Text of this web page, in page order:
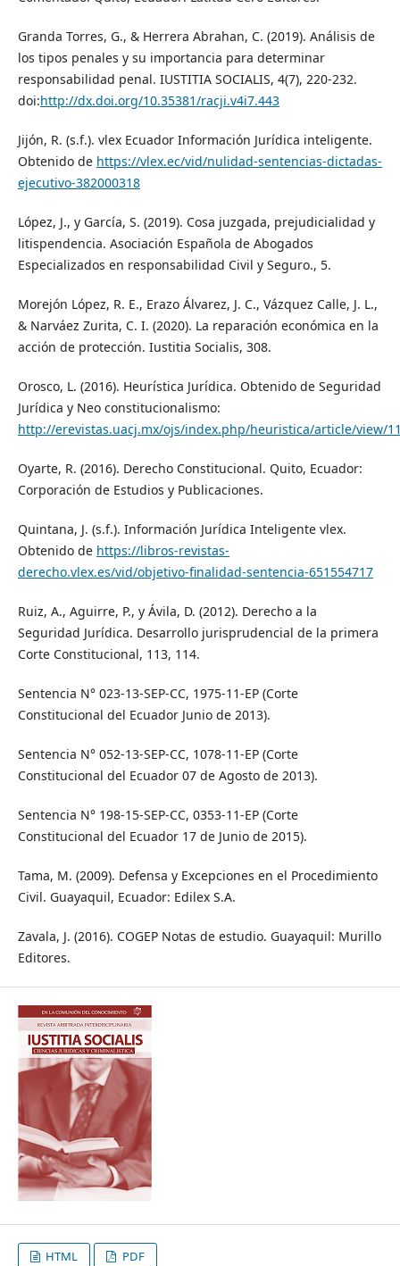
Granda Torres, G., & Herrera Abrahan, C. (2019). Análisis de
los tipos penales y su importancia para determinar
responsabilidad penal. IUSTITIA SOCIALIS, 4(7), 220-232.
doi:http://dx.doi.org/10.35381/racji.v4i7.443
Jijón, R. (s.f.). vlex Ecuador Información Jurídica inteligente.
Obtenido de https://vlex.ec/vid/nulidad-sentencias-dictadas-
ejecutivo-382000318
López, J., y García, S. (2019). Cosa juzgada, prejudicialidad y
litispendencia. Asociación Española de Abogados
Especializados en responsabilidad Civil y Seguro., 5.
Morejón López, R. E., Erazo Álvarez, J. C., Vázquez Calle, J. L.,
& Narváez Zurita, C. I. (2020). La reparación económica en la
acción de protección. Iustitia Socialis, 308.
Orosco, L. (2016). Heurística Jurídica. Obtenido de Seguridad
Jurídica y Neo constitucionalismo:
http://erevistas.uacj.mx/ojs/index.php/heuristica/article/view/
Oyarte, R. (2016). Derecho Constitucional. Quito, Ecuador:
Corporación de Estudios y Publicaciones.
Quintana, J. (s.f.). Información Jurídica Inteligente vlex.
Obtenido de https://libros-revistas-
derecho.vlex.es/vid/objetivo-finalidad-sentencia-651554717
Ruiz, A., Aguirre, P., y Ávila, D. (2012). Derecho a la
Seguridad Jurídica. Desarrollo jurisprudencial de la primera
Corte Constitucional, 113, 114.
Sentencia N° 023-13-SEP-CC, 1975-11-EP (Corte
Constitucional del Ecuador Junio de 2013).
Sentencia N° 052-13-SEP-CC, 1078-11-EP (Corte
Constitucional del Ecuador 07 de Agosto de 2013).
Sentencia N° 198-15-SEP-CC, 0353-11-EP (Corte
Constitucional del Ecuador 17 de Junio de 2015).
Tama, M. (2009). Defensa y Excepciones en el Procedimiento
Civil. Guayaquil, Ecuador: Edilex S.A.
Zavala, J. (2016). COGEP Notas de estudio. Guayaquil: Murillo
Editores.
HTML PDF